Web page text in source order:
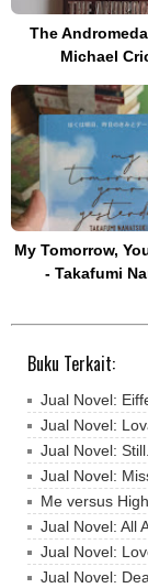
The
Michael
My Tomorrow,
- Takafumi
Buku Terkait:
Jual Novel:
Jual Novel:
Jual Novel:
Jual Novel:
Me versus
Jual Novel: All
Jual Novel:
Jual Novel: